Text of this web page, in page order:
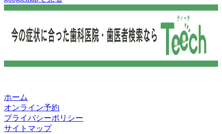
ホーム
オンライン予約
プライバシーポリシー
サイトマップ